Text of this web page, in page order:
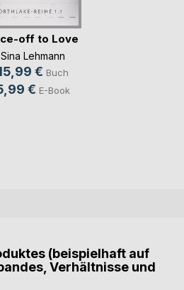
off to Love
Sina Lehmann
€ Buch
€ E-Book
(beispielhaft auf
Verhältnisse und